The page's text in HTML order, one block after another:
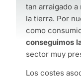
tan arraigado
la tierra. Por
como
conseguimos
sector muy
Los costes